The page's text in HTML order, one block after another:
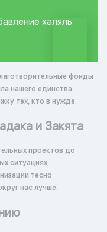
халяль
фонды
нашего единства
тех, кто в нужде.
и Закята
проектов до
ситуациях,
тесно
нас лучше.